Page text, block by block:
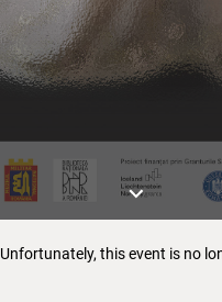
keyboard_arrow_down
Unfortunately, this event is no